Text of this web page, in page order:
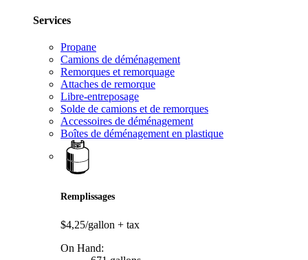
Services
Propane
Camions de déménagement
Remorques et remorquage
Attaches de remorque
Libre-entreposage
Solde de camions et de remorques
Accessoires de déménagement
Boîtes de déménagement en plastique
Remplissages
$4,25/gallon + tax
On Hand: